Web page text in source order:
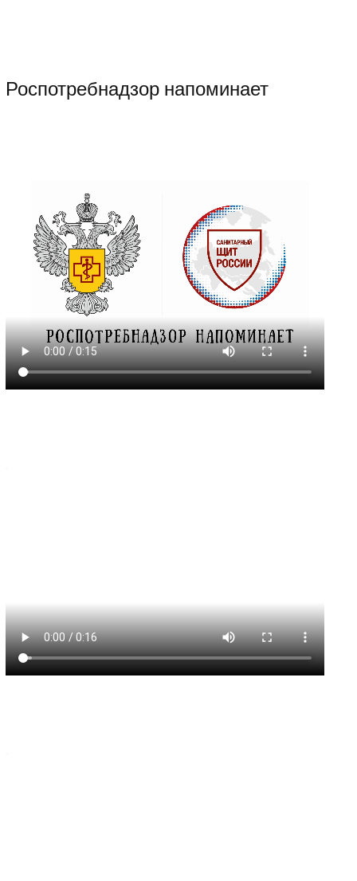
Роспотребнадзор напоминает